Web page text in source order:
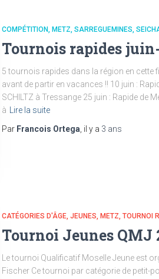
COMPÉTITION METZ SARREGUEMINES
Tournois rapides
5 tournois rapides dans la région en
avant de partir en vacances !! 10 juin :
SCHILTZ à Tressange 25 juin : Rapide de
à
Lire la suite
Par Francois Ortega , il y a 3 ans
CATÉGORIES D'ÂGE JEUNES METZ TOURNOI
Tournoi Jeunes QMJ
Le tournoi Qualificatif Moselle Jeune est
Fischer Ce tournoi par catégorie de petit-